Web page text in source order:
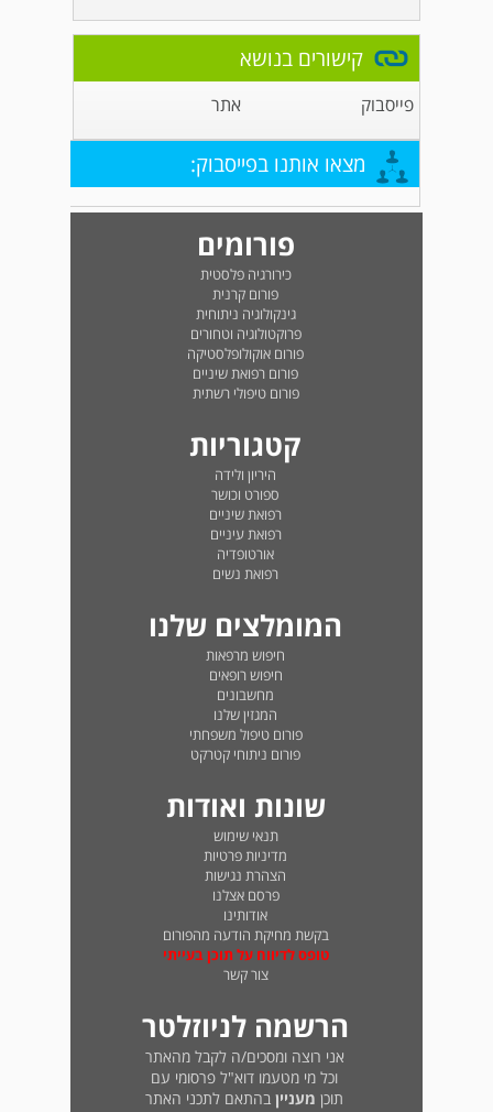
קישורים בנושא
פייסבוק אתר
מצאו אותנו בפייסבוק:
פורומים
כירורגיה פלסטית
פורום קרנית
גינקולוגיה ניתוחית
פרוקטולוגיה וטחורים
פורום אוקולופלסטיקה
פורום רפואת שיניים
פורום טיפולי רשתית
קטגוריות
היריון ולידה
ספורט וכושר
רפואת שיניים
רפואת עיניים
אורטופדיה
רפואת נשים
המומלצים שלנו
חיפוש מרפאות
חיפוש רופאים
מחשבונים
המגזין שלנו
פורום טיפול משפחתי
פורום ניתוחי קטרקט
שונות ואודות
תנאי שימוש
מדיניות פרטיות
הצהרת נגישות
פרסם אצלנו
אודותינו
בקשת מחיקת הודעה מהפורום
טופס לדיווח על תוכן בעייתי
צור קשר
הרשמה לניוזלטר
אני רוצה ומסכים/ה לקבל מהאתר
וכל מי מטעמו דוא"ל פרסומי עם
תוכן מעניין בהתאם לתכני האתר